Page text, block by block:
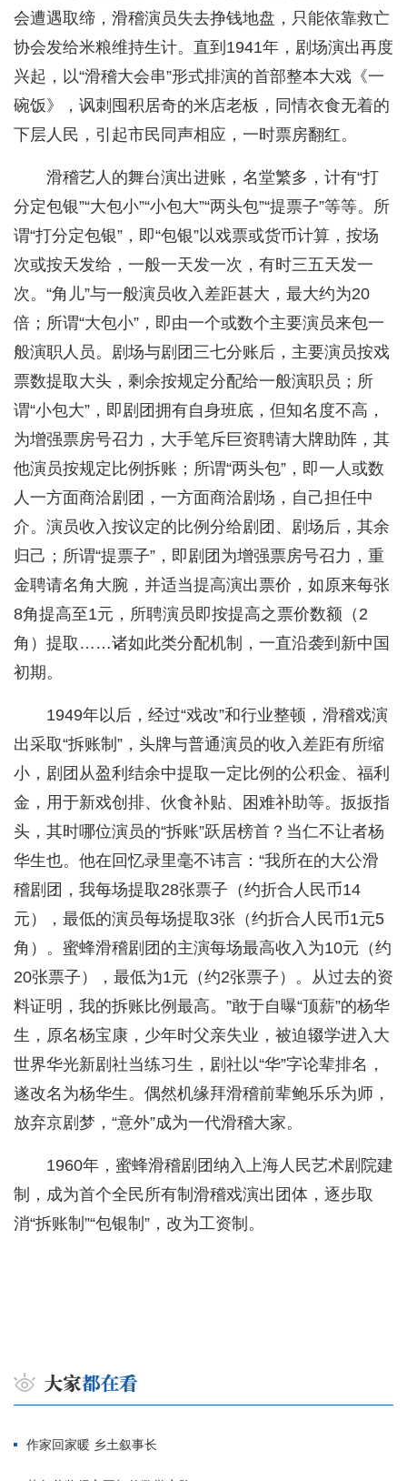
会遭遇取缔，滑稽演员失去挣钱地盘，只能依靠救亡
协会发给米粮维持生计。直到1941年，剧场演出再度
兴起，以“滑稽大会串”形式排演的首部整本大戏《一
碗饭》，讽刺囤积居奇的米店老板，同情衣食无着的
下层人民，引起市民同声相应，一时票房翻红。
滑稽艺人的舞台演出进账，名堂繁多，计有“打
分定包银”“大包小”“小包大”“两头包”“提票子”等等。所
谓“打分定包银”，即“包银”以戏票或货币计算，按场
次或按天发给，一般一天发一次，有时三五天发一
次。“角儿”与一般演员收入差距甚大，最大约为20
倍；所谓“大包小”，即由一个或数个主要演员来包一
般演职人员。剧场与剧团三七分账后，主要演员按戏
票数提取大头，剩余按规定分配给一般演职员；所
谓“小包大”，即剧团拥有自身班底，但知名度不高，
为增强票房号召力，大手笔斥巨资聘请大牌助阵，其
他演员按规定比例拆账；所谓“两头包”，即一人或数
人一方面商洽剧团，一方面商洽剧场，自己担任中
介。演员收入按议定的比例分给剧团、剧场后，其余
归己；所谓“提票子”，即剧团为增强票房号召力，重
金聘请名角大腕，并适当提高演出票价，如原来每张
8角提高至1元，所聘演员即按提高之票价数额（2
角）提取……诸如此类分配机制，一直沿袭到新中国
初期。
1949年以后，经过“戏改”和行业整顿，滑稽戏演
出采取“拆账制”，头牌与普通演员的收入差距有所缩
小，剧团从盈利结余中提取一定比例的公积金、福利
金，用于新戏创排、伙食补贴、困难补助等。扳扳指
头，其时哪位演员的“拆账”跃居榜首？当仁不让者杨
华生也。他在回忆录里毫不讳言：“我所在的大公滑
稽剧团，我每场提取28张票子（约折合人民币14
元），最低的演员每场提取3张（约折合人民币1元5
角）。蜜蜂滑稽剧团的主演每场最高收入为10元（约
20张票子），最低为1元（约2张票子）。从过去的资
料证明，我的拆账比例最高。”敢于自曝“顶薪”的杨华
生，原名杨宝康，少年时父亲失业，被迫辍学进入大
世界华光新剧社当练习生，剧社以“华”字论辈排名，
遂改名为杨华生。偶然机缘拜滑稽前辈鲍乐乐为师，
放弃京剧梦，“意外”成为一代滑稽大家。
1960年，蜜蜂滑稽剧团纳入上海人民艺术剧院建
制，成为首个全民所有制滑稽戏演出团体，逐步取
消“拆账制”“包银制”，改为工资制。
作家回家暖 乡土叙事长